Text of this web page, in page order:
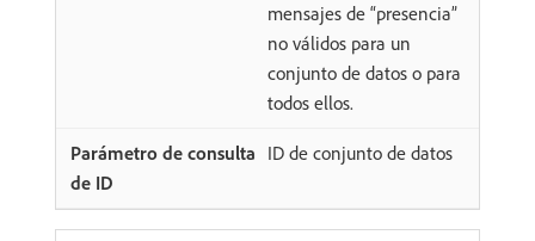
mensajes de “presencia”
no válidos para un
conjunto de datos o para
todos ellos.
ID de conjunto de datos